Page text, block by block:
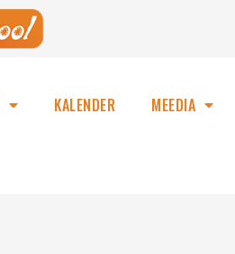
KALENDER MEEDIA